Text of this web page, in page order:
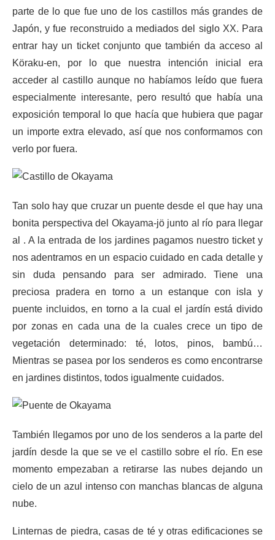
parte de lo que fue uno de los castillos más grandes de
Japón, y fue reconstruido a mediados del siglo XX. Para
entrar hay un ticket conjunto que también da acceso al
Köraku-en, por lo que nuestra intención inicial era
acceder al castillo aunque no habíamos leído que fuera
especialmente interesante, pero resultó que había una
exposición temporal lo que hacía que hubiera que pagar
un importe extra elevado, así que nos conformamos con
verlo por fuera.
Tan solo hay que cruzar un puente desde el que hay una
bonita perspectiva del Okayama-jö junto al río para llegar
al . A la entrada de los jardines pagamos nuestro ticket y
nos adentramos en un espacio cuidado en cada detalle y
sin duda pensando para ser admirado. Tiene una
preciosa pradera en torno a un estanque con isla y
puente incluidos, en torno a la cual el jardín está divido
por zonas en cada una de la cuales crece un tipo de
vegetación determinado: té, lotos, pinos, bambú…
Mientras se pasea por los senderos es como encontrarse
en jardines distintos, todos igualmente cuidados.
También llegamos por uno de los senderos a la parte del
jardín desde la que se ve el castillo sobre el río. En ese
momento empezaban a retirarse las nubes dejando un
cielo de un azul intenso con manchas blancas de alguna
nube.
Linternas de piedra, casas de té y otras edificaciones se